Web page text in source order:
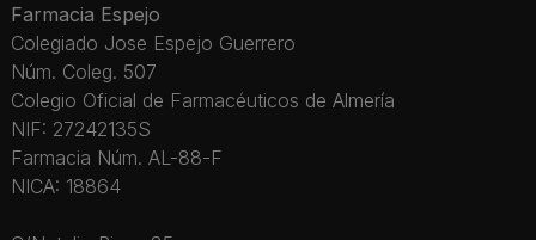
Farmacia Espejo
Colegiado Jose Espejo Guerrero
Núm. Coleg. 507
Colegio Oficial de Farmacéuticos de Almería
NIF: 27242135S
Farmacia Núm. AL-88-F
NICA: 18864